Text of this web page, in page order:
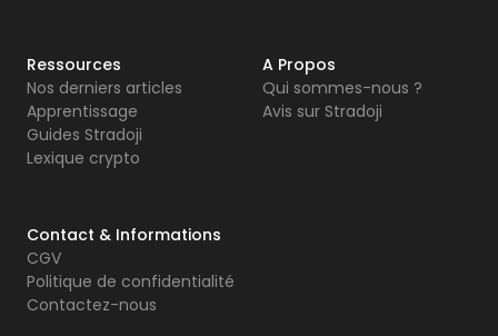
Ressources
Nos derniers articles
Apprentissage
Guides Stradoji
Lexique crypto
A Propos
Qui sommes-nous ?
Avis sur Stradoji
Contact & Informations
CGV
Politique de confidentialité
Contactez-nous